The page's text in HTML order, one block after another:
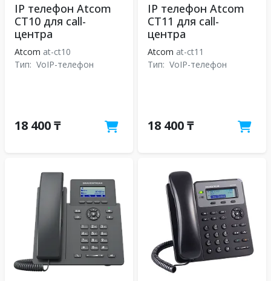
IP телефон Atcom
CT10 для call-
центра
Atcom at-ct10
Тип: VoIP-телефон
18 400 ₸
IP телефон Atcom
CT11 для call-
центра
Atcom at-ct11
Тип: VoIP-телефон
18 400 ₸